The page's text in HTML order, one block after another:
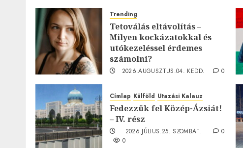
Trending
Tetoválás eltávolítás –
Milyen kockázatokkal és
utókezeléssel érdemes
számolni?
2026.AUGUSZTUS.04. KEDD.
0
Címlap Külföld Utazási Kalauz
Fedezzük fel Közép-Ázsiát!
– IV. rész
2026.JÚLIUS.25. SZOMBAT.
0
0